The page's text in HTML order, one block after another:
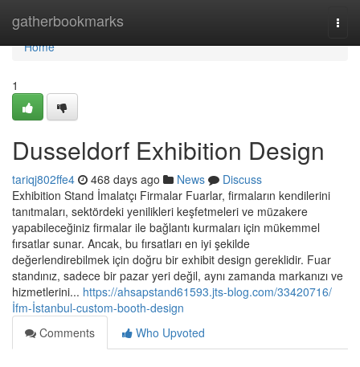
gatherbookmarks
Home
Home
1
Dusseldorf Exhibition Design
tariqj802ffe4 468 days ago News
Discuss
Exhibition Stand İmalatçı Firmalar Fuarlar, firmaların kendilerini
tanıtmaları, sektördeki yenilikleri keşfetmeleri ve müzakere
yapabileceğiniz firmalar ile bağlantı kurmaları için mükemmel
fırsatlar sunar. Ancak, bu fırsatları en iyi şekilde
değerlendirebilmek için doğru bir exhibit design gereklidir. Fuar
standınız, sadece bir pazar yeri değil, aynı zamanda markanızı ve
hizmetlerini... https://ahsapstand61593.jts-blog.com/33420716/
İfm-İstanbul-custom-booth-design
Comments
Who Upvoted